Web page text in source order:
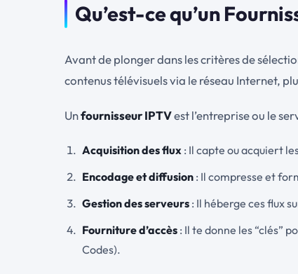
Qu’est-ce qu’un
Avant de plonger dans les critères de
contenus télévisuels via le réseau Internet,
Unfournisseur IPTVest l’entreprise ou le
Acquisition des flux : Il capte ou acquiert
Encodage et diffusion : Il compresse et
Gestion des serveurs : Il héberge ces flux
Fourniture d’accès : Il te donne les “clés”
Codes).